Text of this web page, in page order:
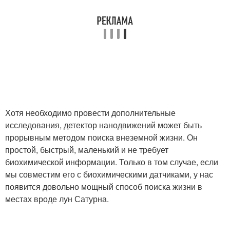
Хотя необходимо провести дополнительные
исследования, детектор нанодвижений может быть
прорывным методом поиска внеземной жизни. Он
простой, быстрый, маленький и не требует
биохимической информации. Только в том случае, если
мы совместим его с биохимическими датчиками, у нас
появится довольно мощный способ поиска жизни в
местах вроде лун Сатурна.